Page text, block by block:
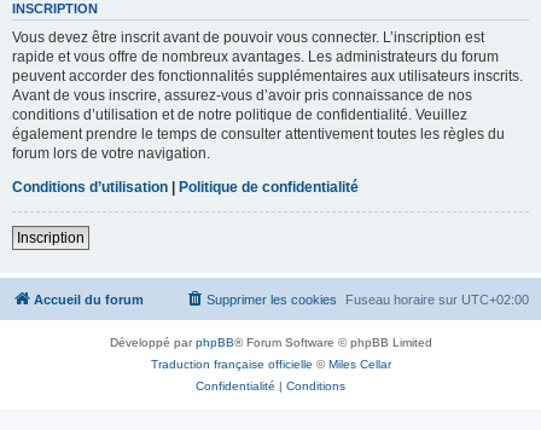
INSCRIPTION
Vous devez être inscrit avant de pouvoir vous connecter. L’inscription est
rapide et vous offre de nombreux avantages. Les administrateurs du forum
peuvent accorder des fonctionnalités supplémentaires aux utilisateurs inscrits.
Avant de vous inscrire, assurez-vous d’avoir pris connaissance de nos
conditions d’utilisation et de notre politique de confidentialité. Veuillez
également prendre le temps de consulter attentivement toutes les règles du
forum lors de votre navigation.
Conditions d’utilisation | Politique de confidentialité
Inscription
Accueil du forum Fuseau horaire sur UTC+02:00
Supprimer les cookies
Développé parphpBB® Forum Software © phpBB Limited
Traduction française officielle ©Miles Cellar
Confidentialité | Conditions